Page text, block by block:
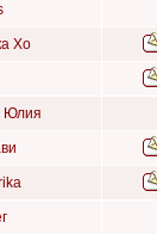
Хо
Юлия